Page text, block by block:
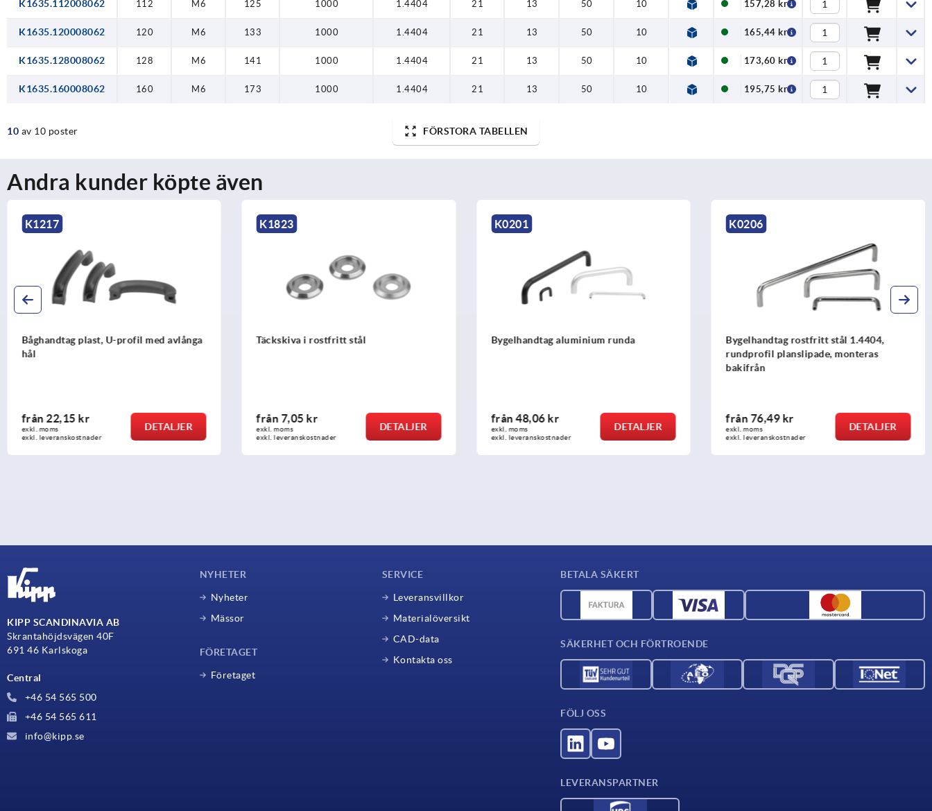
K1635.112008062 112 M6 125 1000 1.4404 21 13 50 10 157,28 kr
K1635.120008062 120 M6 133 1000 1.4404 21 13 50 10 165,44 kr
K1635.128008062 128 M6 141 1000 1.4404 21 13 50 10 173,60 kr
K1635.160008062 160 M6 173 1000 1.4404 21 13 50 10 195,75 kr
10 av 10 poster FÖRSTORA TABELLEN
Andra kunder köpte även
K1823
Täckskiva i rostfritt stål
från7,05 kr
exkl. moms
exkl. leveranskostnader
DETALJER
K0201
Bygelhandtag aluminium runda
från48,06 kr
exkl. moms
exkl. leveranskostnader
DETALJER
K0206
Bygelhandtag rostfritt stål 1.4404,
från76,49 kr
exkl. moms
exkl. leveranskostnader
DETALJER
K0192
Båghandtag
från36,84 kr
exkl. moms
exkl. leveranskostnader
DETALJER
KIPP SCANDINAVIA AB
Skrantahöjdsvägen 40F
691 46 Karlskoga
Central
+46 54 565 500
+46 54 565 611
info@kipp.se
NYHETER
Nyheter
Mässor
FÖRETAGET
Företaget
SERVICE
Leveransvillkor
Materialöversikt
CAD-data
Kontakta oss
BETALA SÄKERT
SÄKERHET OCH FÖRTROENDE
FÖLJ OSS
LEVERANSPARTNER